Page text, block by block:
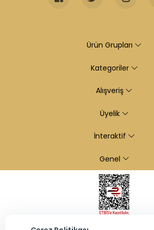
Ürün Grupları
Kategoriler
Alışveriş
Üyelik
İnteraktif
Genel